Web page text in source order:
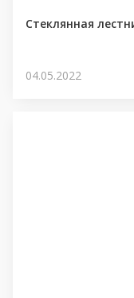
Стеклянная
04.05.2022